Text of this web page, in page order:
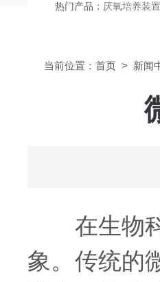
热门产品： 厌氧培养装置
当前位置： 首页 > 新闻
在生物科
象。传统的